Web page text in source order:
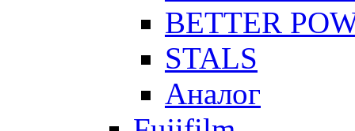
BETTER
STALS
Аналог